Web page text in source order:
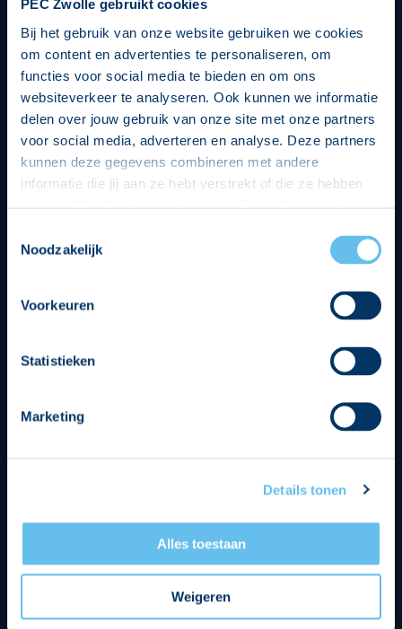
PEC Zwolle gebruikt cookies
Bij het gebruik van onze website gebruiken we cookies
om content en advertenties te personaliseren, om
functies voor social media te bieden en om ons
websiteverkeer te analyseren. Ook kunnen we informatie
delen over jouw gebruik van onze site met onze partners
voor social media, adverteren en analyse. Deze partners
kunnen deze gegevens combineren met andere
informatie die jij aan ze hebt verstrekt of die ze hebben
op een veilige en integere wijze. Je kunt je toestemming
beheren op de privacy- en cookieverklaring pagina.
Noodzakelijk
Voorkeuren
Statistieken
Marketing
Details tonen
Alles toestaan
Weigeren